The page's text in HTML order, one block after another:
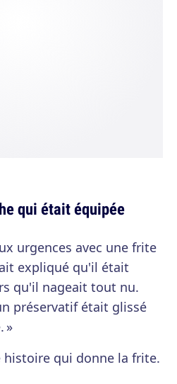
qui était équipée
urgences avec une frite
expliqué qu'il était
qu'il nageait tout nu.
préservatif était glissé
»
qui donne la frite.